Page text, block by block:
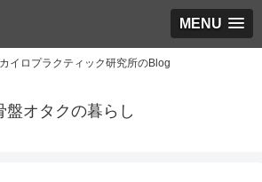
MENU
イロプラクティック研究所のBlog
盤オタクの暮らし